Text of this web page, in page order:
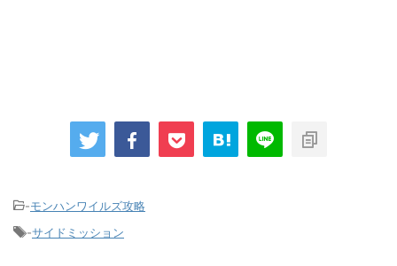
-モンハンワイルズ攻略
-サイドミッション